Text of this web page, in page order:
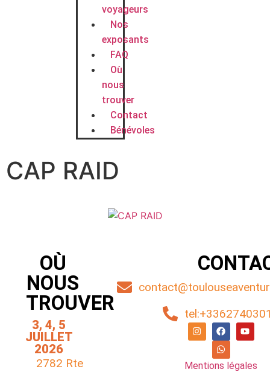
voyageurs
Nos
exposants
FAQ
Où
nous
trouver
Contact
Bénévoles
CAP RAID
OÙ
NOUS
TROUVER
3, 4, 5
JUILLET
2026
2782 Rte
Mentions légales